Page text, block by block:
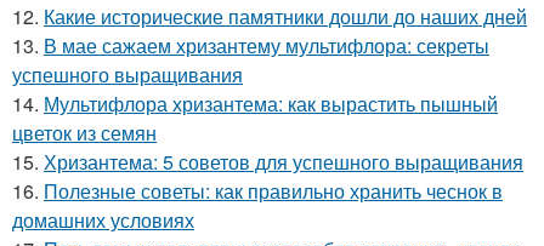
12. Какие исторические памятники дошли до наших дней
13. В мае сажаем хризантему мультифлора: секреты
успешного выращивания
14. Мультифлора хризантема: как вырастить пышный
цветок из семян
15. Хризантема: 5 советов для успешного выращивания
16. Полезные советы: как правильно хранить чеснок в
домашних условиях